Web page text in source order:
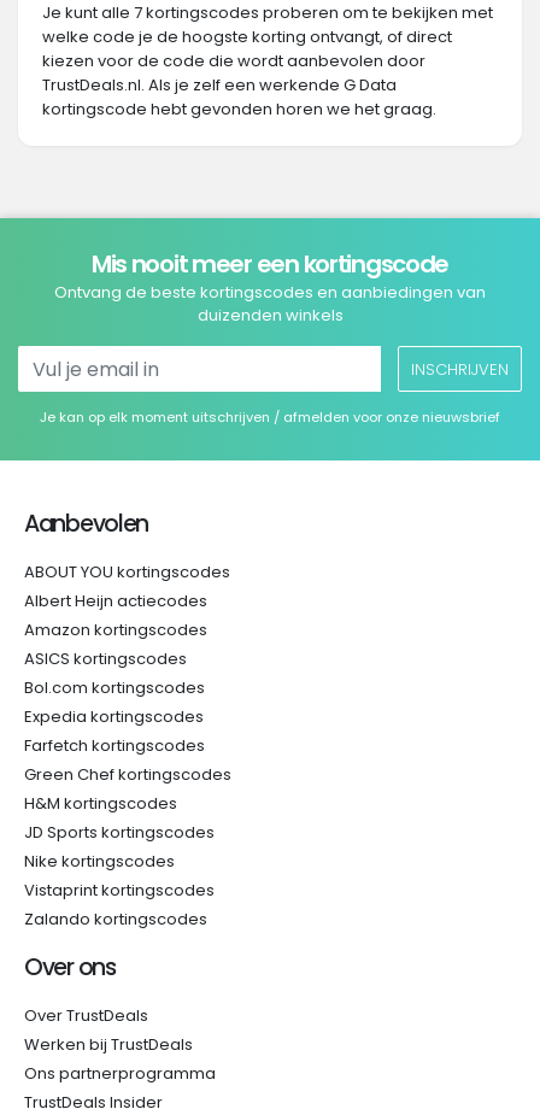
Je kunt alle 7 kortingscodes proberen om te bekijken met
welke code je de hoogste korting ontvangt, of direct
kiezen voor de code die wordt aanbevolen door
TrustDeals.nl. Als je zelf een werkende G Data
kortingscode hebt gevonden horen we het graag.
Mis nooit meer een kortingscode
Ontvang de beste kortingscodes en aanbiedingen van
duizenden winkels
INSCHRIJVEN
Je kan op elk moment uitschrijven / afmelden voor onze nieuwsbrief
Aanbevolen
ABOUT YOU kortingscodes
Albert Heijn actiecodes
Amazon kortingscodes
ASICS kortingscodes
Bol.com kortingscodes
Expedia kortingscodes
Farfetch kortingscodes
Green Chef kortingscodes
H&M kortingscodes
JD Sports kortingscodes
Nike kortingscodes
Vistaprint kortingscodes
Zalando kortingscodes
Over ons
Over TrustDeals
Werken bij TrustDeals
Ons partnerprogramma
TrustDeals Insider